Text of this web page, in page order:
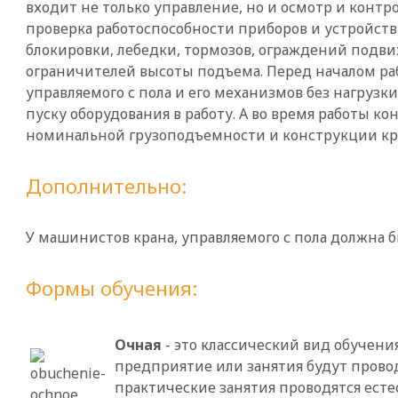
входит не только управление, но и осмотр и
проверка работоспособности приборов и
блокировки, лебедки, тормозов, ограждений
ограничителей высоты подъема. Перед началом
управляемого с пола и его механизмов без
пуску оборудования в работу. А во время работы
номинальной грузоподъемности и конструкции
Дополнительно:
У машинистов крана, управляемого с пола должна
Формы обучения:
Очная - это классический вид
предприятие или занятия будут
практические занятия проводятся